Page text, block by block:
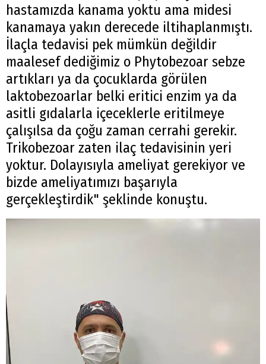
hastamızda kanama yoktu ama midesi
kanamaya yakın derecede iltihaplanmıştı.
İlaçla tedavisi pek mümkün değildir
maalesef dediğimiz o Phytobezoar sebze
artıkları ya da çocuklarda görülen
laktobezoarlar belki eritici enzim ya da
asitli gıdalarla içeceklerle eritilmeye
çalışılsa da çoğu zaman cerrahi gerekir.
Trikobezoar zaten ilaç tedavisinin yeri
yoktur. Dolayısıyla ameliyat gerekiyor ve
bizde ameliyatımızı başarıyla
gerçekleştirdik" şeklinde konuştu.
Arama
Popüler
Aramalar:
Ağrı
Doğubayazıt